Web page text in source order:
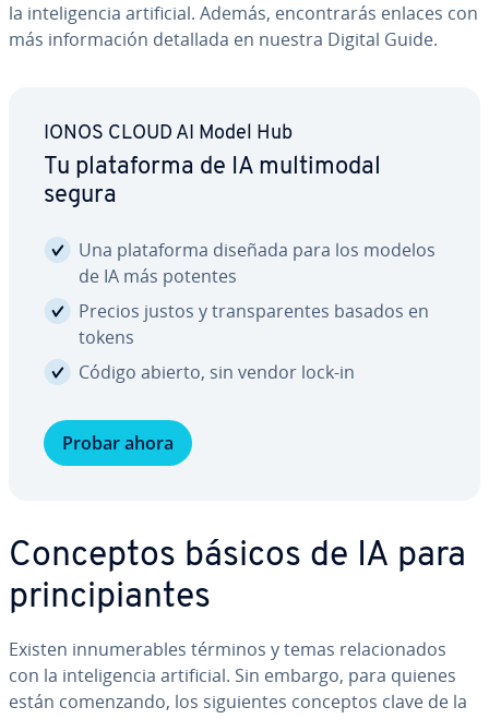
la in­te­li­ge­n­cia ar­ti­fi­cial. Además, en­co­n­tra­rás enlaces con
más in­fo­r­ma­ción detallada en nuestra Digital Guide.
IONOS CLOUD AI Model Hub
Tu pla­ta­fo­r­ma de IA mu­l­ti­mo­dal
segura
Una pla­ta­fo­r­ma diseñada para los modelos
de IA más potentes
Precios justos y tra­n­s­pa­re­n­tes basados en
tokens
Código abierto, sin vendor lock-in
Probar ahora
Conceptos básicos de IA para
pri­n­ci­pia­n­tes
Existen in­nu­me­ra­bles términos y temas re­la­cio­na­dos
con la in­te­li­ge­n­cia ar­ti­fi­cial. Sin embargo, para quienes
están co­me­n­za­n­do, los si­guie­n­tes conceptos clave de la